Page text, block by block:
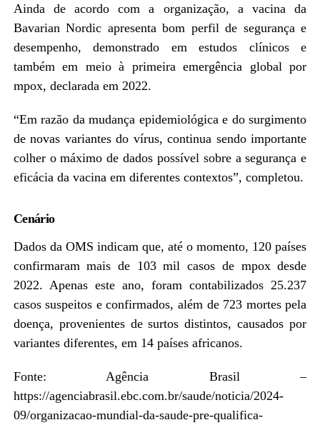
Ainda de acordo com a organização, a vacina da
Bavarian Nordic apresenta bom perfil de segurança e
desempenho, demonstrado em estudos clínicos e
também em meio à primeira emergência global por
mpox, declarada em 2022.
“Em razão da mudança epidemiológica e do surgimento
de novas variantes do vírus, continua sendo importante
colher o máximo de dados possível sobre a segurança e
eficácia da vacina em diferentes contextos”, completou.
Cenário
Dados da OMS indicam que, até o momento, 120 países
confirmaram mais de 103 mil casos de mpox desde
2022. Apenas este ano, foram contabilizados 25.237
casos suspeitos e confirmados, além de 723 mortes pela
doença, provenientes de surtos distintos, causados por
variantes diferentes, em 14 países africanos.
Fonte: Agência Brasil –
https://agenciabrasil.ebc.com.br/saude/noticia/2024-
09/organizacao-mundial-da-saude-pre-qualifica-